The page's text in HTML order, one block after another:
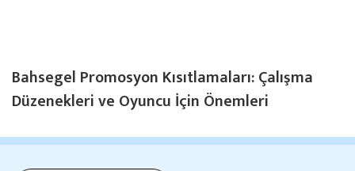
Bahsegel Promosyon Kısıtlamaları: Çalışma
Düzenekleri ve Oyuncu İçin Önemleri